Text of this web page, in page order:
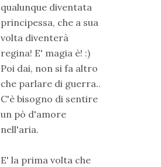
qualunque diventata
principessa, che a sua
volta diventerà
regina! E' magia è! :)
Poi dai, non si fa altro
che parlare di guerra..
C'è bisogno di sentire
un pò d'amore
nell'aria.
E' la prima volta che